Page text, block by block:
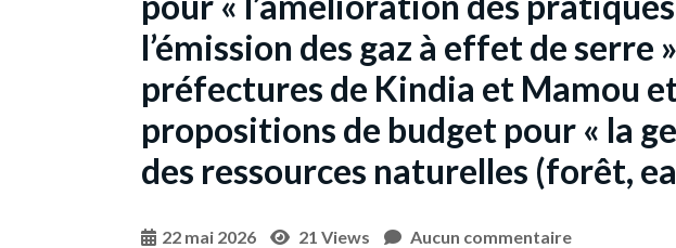
l’émission des gaz à effet de serre
préfectures de Kindia et Mamou et
propositions de budget pour « la
des ressources naturelles (forêt,
22 mai 2026 21 Views Aucun commentaire